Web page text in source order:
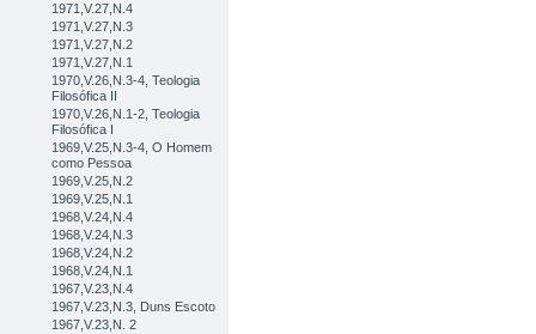
1971,V.27,N.4
1971,V.27,N.3
1971,V.27,N.2
1971,V.27,N.1
1970,V.26,N.3-4, Teologia
Filosófica II
1970,V.26,N.1-2, Teologia
Filosófica I
1969,V.25,N.3-4, O Homem
como Pessoa
1969,V.25,N.2
1969,V.25,N.1
1968,V.24,N.4
1968,V.24,N.3
1968,V.24,N.2
1968,V.24,N.1
1967,V.23,N.4
1967,V.23,N.3, Duns Escoto
1967,V.23,N. 2